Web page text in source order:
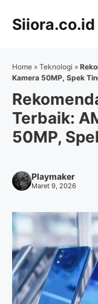
Siiora.co.id
Home » Teknologi »
Kamera 50MP, Spek
Terbaik:
50MP,
Playmaker
Maret 9, 2026